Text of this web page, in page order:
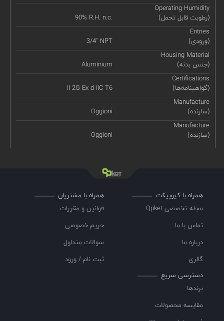
Operating Humidity
(رطوبت قابل تحمل)
90% R.H. n.c.
Entries
(ورودی)
3/4" NPT
Housing Material
(جنس بدنه)
Aluminium
Certifications
(گواهینامه‌ها)
II 2G Ex d IIC T6
Manufacture
(سازنده)
Oggioni
Manufacture
(سازنده)
Oggioni
همراه با کیوپیکت
مجله تخصصی Qpket
تماس با ما
درباره ما
گالری
همراه با مشتریان
قوانین و مقررات
حریم خصوصی
سوالات متداول
ثبت نام / ورود
دسترسی سریع
برندها
مقایسه محصولات